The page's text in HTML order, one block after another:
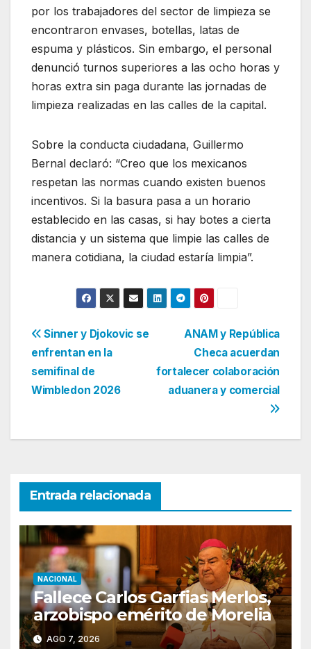
por los trabajadores del sector de limpieza se
encontraron envases, botellas, latas de
espuma y plásticos. Sin embargo, el personal
denunció turnos superiores a las ocho horas y
horas extra sin paga durante las jornadas de
limpieza realizadas en las calles de la capital.
Sobre la conducta ciudadana, Guillermo
Bernal declaró: “Creo que los mexicanos
respetan las normas cuando existen buenos
incentivos. Si la basura pasa a un horario
establecido en las casas, si hay botes a cierta
distancia y un sistema que limpie las calles de
manera cotidiana, la ciudad estaría limpia”.
Navegación
de
entradas
ANAM y República
Checa acuerdan
fortalecer colaboración
aduanera y comercial
Sinner y Djokovic se
enfrentan en la
semifinal de
Wimbledon 2026
Entrada relacionada
NACIONAL
Fallece Carlos Garfias Merlos,
arzobispo emérito de Morelia
AGO 7, 2026